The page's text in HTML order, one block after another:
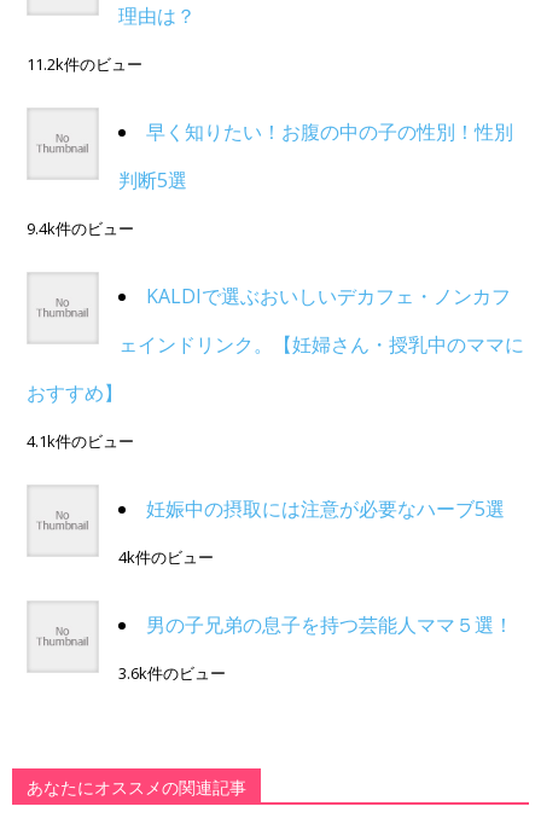
理由は？
11.2k件のビュー
早く知りたい！お腹の中の子の性別！性別
判断5選
9.4k件のビュー
KALDIで選ぶおいしいデカフェ・ノンカフ
ェインドリンク。【妊婦さん・授乳中のママに
おすすめ】
4.1k件のビュー
妊娠中の摂取には注意が必要なハーブ5選
4k件のビュー
男の子兄弟の息子を持つ芸能人ママ５選！
3.6k件のビュー
あなたにオススメの関連記事